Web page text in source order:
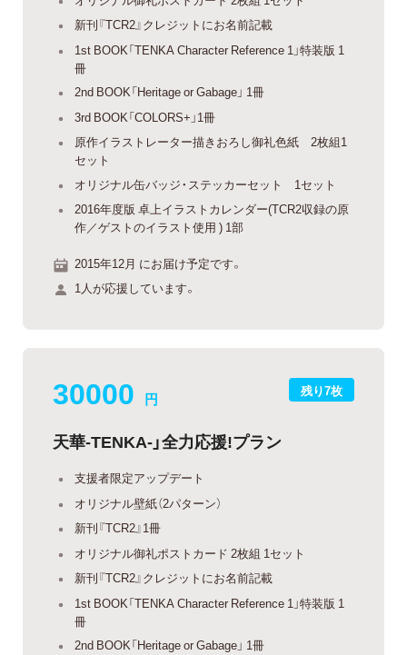
新刊『TCR2』クレジットにお名前記載
1st BOOK「TENKA Character Reference 1」特装版 1
冊
2nd BOOK「Heritage or Gabage」 1冊
3rd BOOK「COLORS+」1冊
原作イラストレーター描きおろし御礼色紙 2枚組1
セット
オリジナル缶バッジ・ステッカーセット 1セット
2016年度版 卓上イラストカレンダー(TCR2収録の原
作／ゲストのイラスト使用 ) 1部
2015年12月 にお届け予定です。
1人が応援しています。
残り7枚
30000 円
天華-TENKA-」全力応援!プラン
支援者限定アップデート
オリジナル壁紙（2パターン）
新刊『TCR2』1冊
オリジナル御礼ポストカード 2枚組 1セット
新刊『TCR2』クレジットにお名前記載
1st BOOK「TENKA Character Reference 1」特装版 1
冊
2nd BOOK「Heritage or Gabage」 1冊